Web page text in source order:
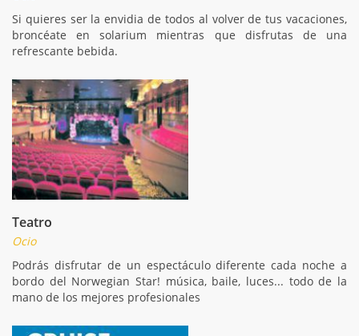
Si quieres ser la envidia de todos al volver de tus vacaciones,
broncéate en solarium mientras que disfrutas de una
refrescante bebida.
Teatro
Ocio
Podrás disfrutar de un espectáculo diferente cada noche a
bordo del Norwegian Star! música, baile, luces... todo de la
mano de los mejores profesionales